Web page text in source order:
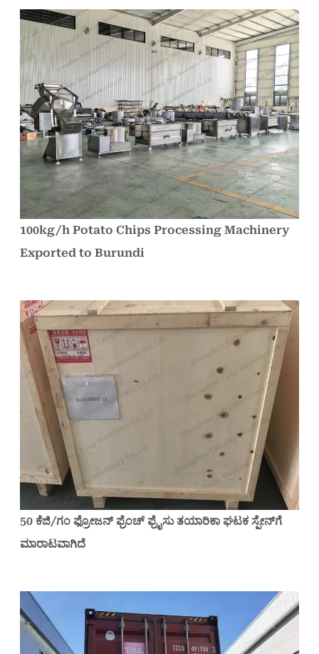
100kg/h Potato Chips Processing Machinery
Exported to Burundi
50 ಕೆಜಿ/ಗಂ ಫ್ರೋಜನ್ ಫ್ರೆಂಚ್ ಫ್ರೈಸು ತಯಾರಿಕಾ ಘಟಕ ಸ್ಪೇನ್‌ಗೆ
ಮಾರಾಟವಾಗಿದೆ